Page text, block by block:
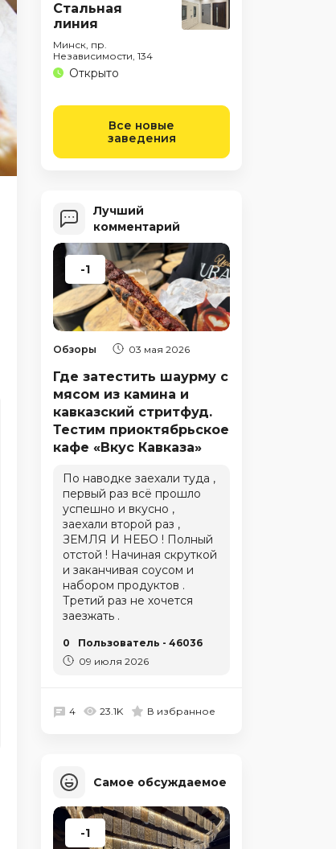
Стальная
линия
Минск, пр.
Независимости, 134
Открыто
Все новые
заведения
Лучший
комментарий
-1
Обзоры 03 мая 2026
Где затестить шаурму с
мясом из камина и
кавказский стритфуд.
Тестим приоктябрьское
кафе «Вкус Кавказа»
По наводке заехали туда ,
первый раз всё прошло
успешно и вкусно ,
заехали второй раз ,
ЗЕМЛЯ И НЕБО ! Полный
отстой ! Начиная скруткой
и заканчивая соусом и
набором продуктов .
Третий раз не хочется
заезжать .
0
Пользователь - 46036
09 июля 2026
4 23.1K В избранное
Самое обсуждаемое
-1